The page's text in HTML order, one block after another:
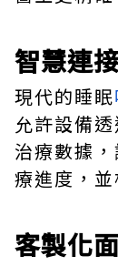
智慧連
現代的睡眠
允許設備
治療數據
療進度，
客製化